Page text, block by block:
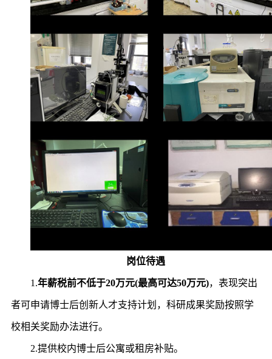
岗位待遇
1.年薪税前不低于20万元(最高可达50万元)，表现突出
者可申请博士后创新人才支持计划，科研成果奖励按照学
校相关奖励办法进行。
2.提供校内博士后公寓或租房补贴。